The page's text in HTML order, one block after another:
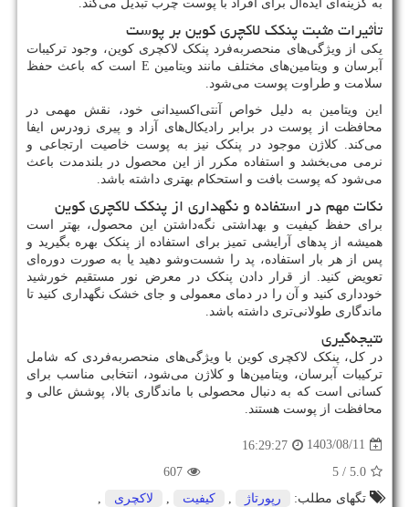
به گزینه‌ای ایده‌آل برای افراد با پوست چرب تبدیل می‌کند​.
تأثیرات مثبت پنکک لاکچری کوین بر پوست
یکی از ویژگی‌های منحصربه‌فرد پنکک لاکچری کوین، وجود ترکیبات
آبرسان و ویتامین‌های مختلف مانند ویتامین E است که باعث حفظ
سلامت و طراوت پوست می‌شود.
این ویتامین به دلیل خواص آنتی‌اکسیدانی خود، نقش مهمی در
محافظت از پوست در برابر رادیکال‌های آزاد و پیری زودرس ایفا
می‌کند. کلاژن موجود در پنکک نیز به پوست خاصیت ارتجاعی و
نرمی می‌بخشد و استفاده مکرر از این محصول در بلندمدت باعث
می‌شود که پوست بافت و استحکام بهتری داشته باشد​.
نکات مهم در استفاده و نگهداری از پنکک لاکچری کوین
برای حفظ کیفیت و بهداشتی نگه‌داشتن این محصول، بهتر است
همیشه از پدهای آرایشی تمیز برای استفاده از پنکک بهره بگیرید و
پس از هر بار استفاده، پد را شست‌وشو دهید یا به صورت دوره‌ای
تعویض کنید. از قرار دادن پنکک در معرض نور مستقیم خورشید
خودداری کنید و آن را در دمای معمولی و جای خشک نگهداری کنید تا
ماندگاری طولانی‌تری داشته باشد.
نتیجه‌گیری
در کل، پنکک لاکچری کوین با ویژگی‌های منحصربه‌فردی که شامل
ترکیبات آبرسان، ویتامین‌ها و کلاژن می‌شود، انتخابی مناسب برای
کسانی است که به دنبال محصولی با ماندگاری بالا، پوشش عالی و
محافظت از پوست هستند.
1403/08/11
16:29:27
5.0
/ 5
607
تگهای مطلب:
رپورتاژ كیفیت لاكچری